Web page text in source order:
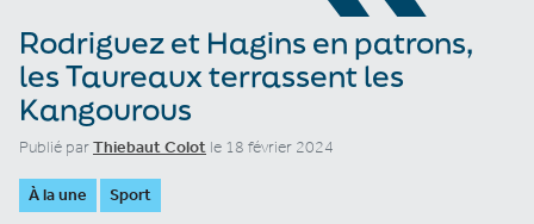
Rodriguez et Hagins en patrons,
les Taureaux terrassent les
Kangourous
Publié parThiebaut Colot le 18 février 2024
À la une Sport